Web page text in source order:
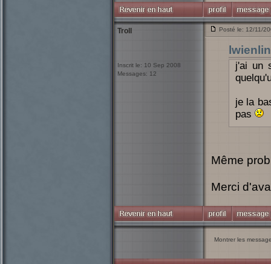
Troll
Inscrit le: 10 Sep 2008
Messages: 12
Posté le: 12/11/
lwienlin
j'ai un
je la
pas
Même
Merci
Montrer les